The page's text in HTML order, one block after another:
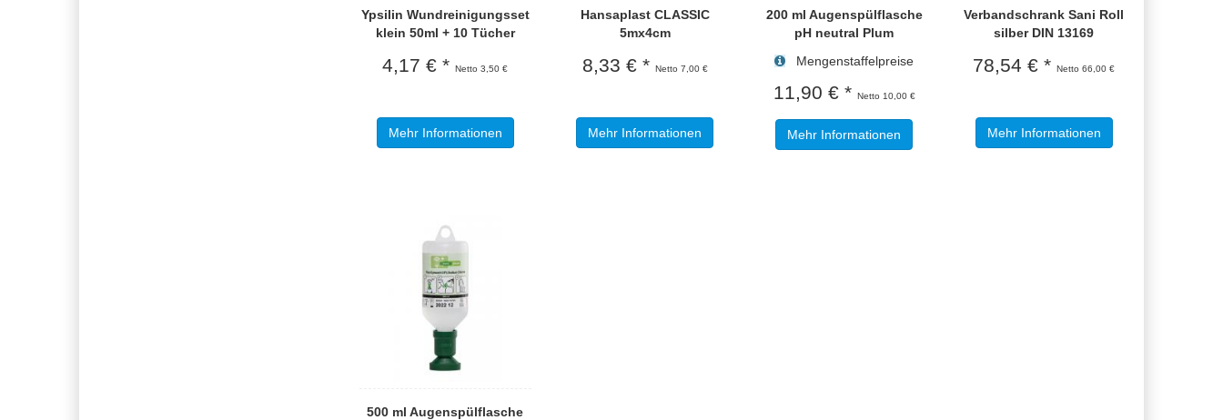
Ypsilin Wundreinigungsset
klein 50ml + 10 Tücher
4,17 € *Netto 3,50 €
Mehr Informationen
Hansaplast CLASSIC
5mx4cm
8,33 € * Netto 7,00 €
Mehr Informationen
200 ml Augenspülflasche
pH neutral Plum
Mengenstaffelpreise
11,90 € * Netto 10,00 €
Mehr Informationen
Verbandschrank Sani Roll
silber DIN 13169
78,54 € *Netto 66,00 €
Mehr Informationen
500 ml Augenspülflasche